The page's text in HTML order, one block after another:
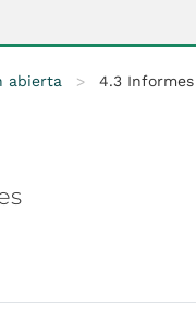
abierta > 4.3 Informes